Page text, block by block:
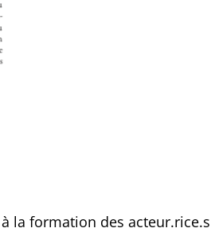
la formation des acteur.rice.s